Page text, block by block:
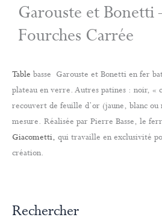
Garouste et Bonetti
Fourches Carrée
Table basse Garouste et Bonetti en fer
plateau en verre. Autres patines : noir, «
recouvert de feuille d’or (jaune, blanc ou
mesure. Réalisée par Pierre Basse, le
Giacometti, qui travaille en exclusivité
création.
Rechercher